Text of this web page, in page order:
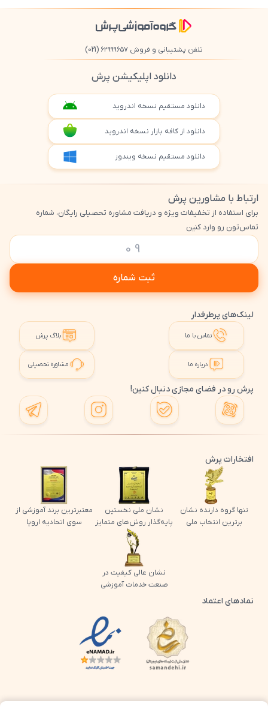
تلفن پشتیبانی و فروش ۶۲۹۹۹۶۵۷ (021)
دانلود اپلیکیشن پرش
دانلود مستقیم نسخه اندروید
دانلود از کافه بازار نسخه اندروید
دانلود مستقیم نسخه ویندوز
ارتباط با مشاورین پرش
برای استفاده از تخفیفات ویژه و دریافت مشاوره تحصیلی رایگان، شماره
تماس‌تون رو وارد کنین
ثبت شماره
لینک‌های پرطرفدار
تماس با ما بلاگ پرش
درباره ما مشاوره تحصیلی
پرش رو در فضای مجازی دنبال کنین!
افتخارات پرش
تنها گروه دارنده نشان
برترین انتخاب ملی
نشان ملی نخستین
پایه‌گذار روش‌های متمایز
معتبرترین برند آموزشی از
سوی اتحادیه اروپا
نشان عالی کیفیت در
صنعت خدمات آموزشی
نمادهای اعتماد
لوگو اینماد پرش